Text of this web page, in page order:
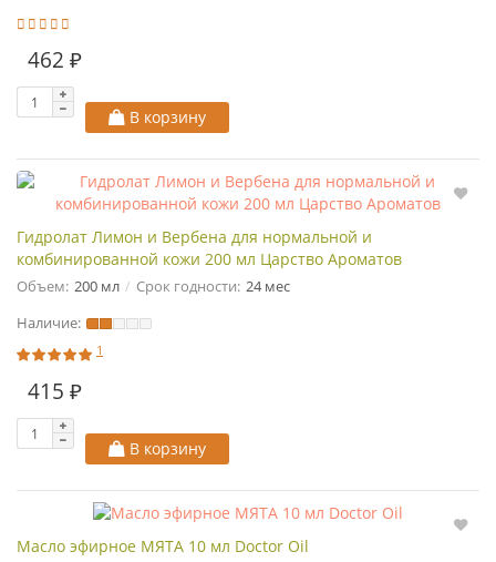
462 ₽
В корзину
Гидролат Лимон и Вербена для нормальной и
комбинированной кожи 200 мл Царство Ароматов
Объем: 200 мл Срок годности: 24 мес
Наличие:
1
415 ₽
В корзину
Масло эфирное МЯТА 10 мл Doctor Oil